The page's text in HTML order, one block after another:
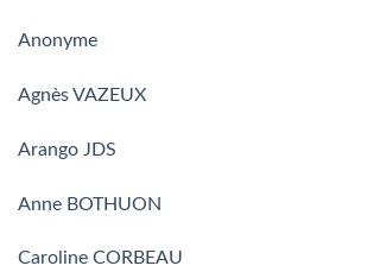
Anonyme
Agnès VAZEUX
Arango JDS
Anne BOTHUON
Caroline CORBEAU